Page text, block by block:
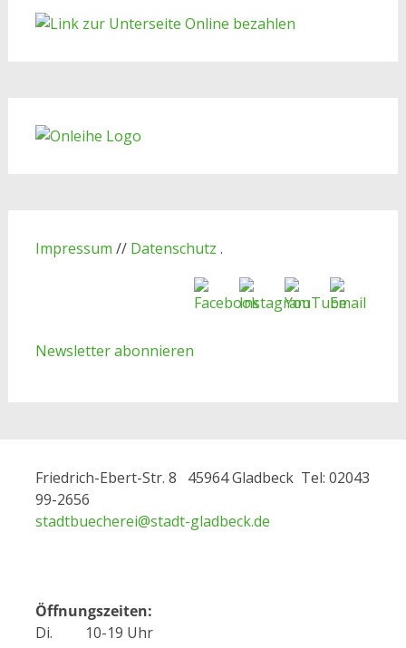
Impressum // Datenschutz .
Newsletter abonnieren
Friedrich-Ebert-Str. 8 45964 Gladbeck Tel: 02043
99-2656
stadtbuecherei@stadt-gladbeck.de
Öffnungszeiten:
Di. 10-19 Uhr